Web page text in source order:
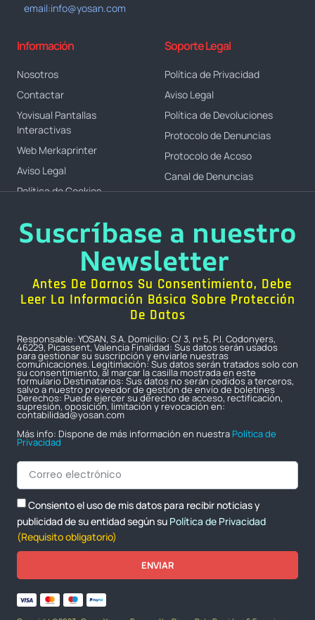
email:info@yosan.com
Información
Nosotros
Contactar
Yovisual Pantallas
Interactivas
Web Merkaprinter
Aviso Legal
Política de Cookies
Soporte Legal
Política de Privacidad
Aviso Legal
Política de Devoluciones
Protocolo de Denuncias
Protocolo de Acoso
Canal de Denuncias
Suscríbase a nuestro
Newsletter
Antes De Darnos Su Consentimiento, Debe
Leer La Información Básica Sobre Protección
De Datos
Responsable: YOSAN, S.A. Domicilio: C/ 3, nº 5, P.I. Codonyers,
46229, Picassent, Valencia Finalidad: Sus datos serán usados
para gestionar su suscripción y enviarle nuestras
comunicaciones. Legitimación: Sus datos serán tratados solo con
su consentimiento, al marcar la casilla mostrada en este
formulario Destinatarios: Sus datos no serán cedidos a terceros,
salvo a nuestro proveedor de gestión de envío de boletines
Derechos: Puede ejercer su derecho de acceso, rectificación,
supresión, oposición, limitación y revocación en:
contabilidad@yosan.com
Más info: Dispone de más información en nuestra Política de
Privacidad
Consiento el uso de mis datos para recibir noticias y
publicidad de su entidad según su Política de Privacidad
(Requisito obligatorio)
ENVIAR